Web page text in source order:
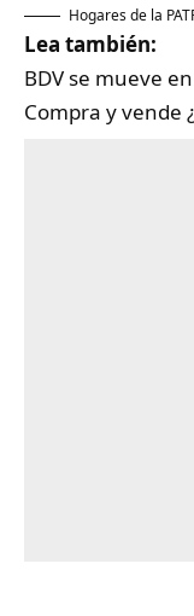
Hogares de la
Lea también:
BDV se mueve
Compra y vende